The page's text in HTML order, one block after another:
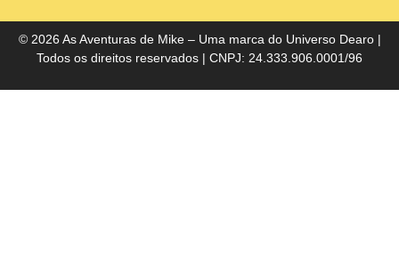
© 2026 As Aventuras de Mike – Uma marca do Universo Dearo|
Todos os direitos reservados | CNPJ: 24.333.906.0001/96